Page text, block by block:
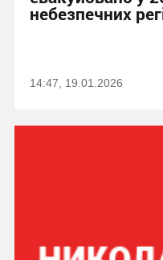
небезпечних
14:47, 19.01.2026